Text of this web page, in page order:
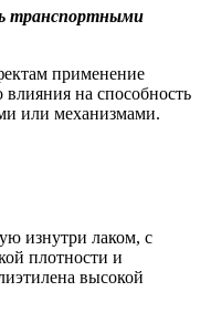
транспортными
применение
влияния на способность
или механизмами.
изнутри лаком, с
плотности и
высокой